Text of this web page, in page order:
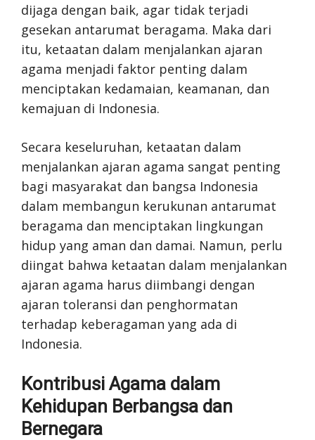
dijaga dengan baik, agar tidak terjadi
gesekan antarumat beragama. Maka dari
itu, ketaatan dalam menjalankan ajaran
agama menjadi faktor penting dalam
menciptakan kedamaian, keamanan, dan
kemajuan di Indonesia.
Secara keseluruhan, ketaatan dalam
menjalankan ajaran agama sangat penting
bagi masyarakat dan bangsa Indonesia
dalam membangun kerukunan antarumat
beragama dan menciptakan lingkungan
hidup yang aman dan damai. Namun, perlu
diingat bahwa ketaatan dalam menjalankan
ajaran agama harus diimbangi dengan
ajaran toleransi dan penghormatan
terhadap keberagaman yang ada di
Indonesia.
Kontribusi Agama dalam
Kehidupan Berbangsa dan
Bernegara